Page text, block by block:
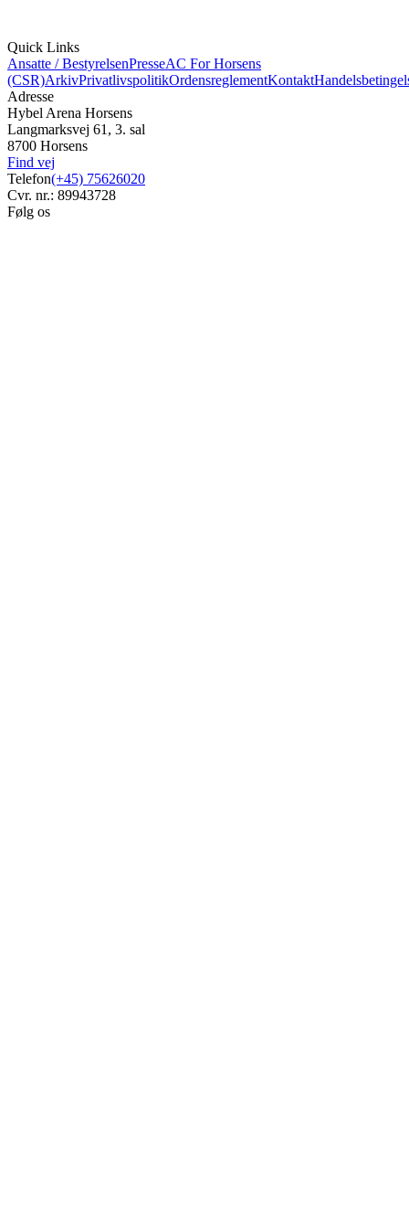
Quick Links
Ansatte / BestyrelsenPresseAC For Horsens
(CSR)ArkivPrivatlivspolitikOrdensreglementKontakt
Adresse
Hybel Arena Horsens
Langmarksvej 61, 3. sal
8700 Horsens
Find vej
Telefon(+45) 75626020
Cvr. nr.: 89943728
Følg os